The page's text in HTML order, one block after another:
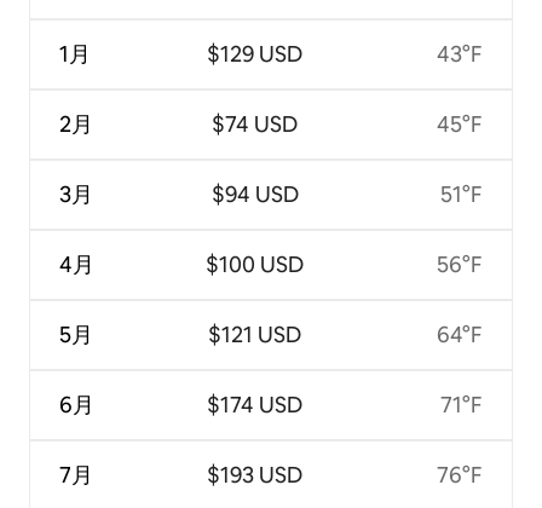
1月
2月
3月
4月
5月
6月
7月
$129 USD
$74 USD
$94 USD
$100 USD
$121 USD
$174 USD
$193 USD
43°F
45°F
51°F
56°F
64°F
71°F
76°F